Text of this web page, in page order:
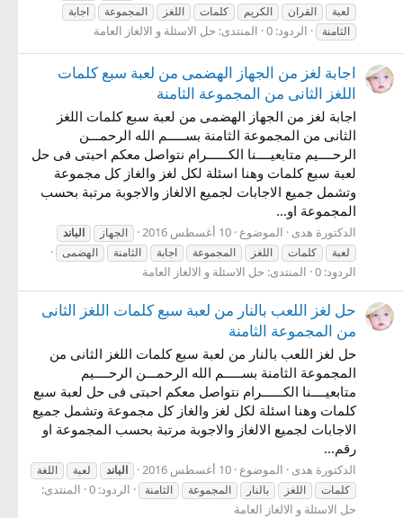
لعبة
القران الكريم كلمات اللغز المجموعة
اجابة
الثامنة
الردود: 0 المنتدى: حل الاسئلة و الالغاز العامة
اجابة لغز من الجهاز الهضمى من لعبة سبع كلمات
اللغز الثانى من المجموعة الثامنة
اجابة لغز من الجهاز الهضمى من لعبة سبع كلمات اللغز
الثانى من المجموعة الثامنة بســـــم الله الرحمـــن
الرحــــيم متابعيــــنا الكــــــرام نتواصل معكم احبتى فى حل
لعبة سبع كلمات وهنا اسئلة لكل لغز والغاز كل مجموعة
وتشمل جميع الاجابات لجميع الالغاز والاجوبة مرتبة بحسب
المجموعة او...
الدكتورة هدى الموضوع 10 أغسطس 2016 الجهاز
الباند
لعبة
كلمات اللغز المجموعة اجابة الثامنة الهضمى
الردود: 0 المنتدى: حل الاسئلة و الالغاز العامة
حل لغز اللعب بالنار من لعبة سبع كلمات اللغز الثانى
من المجموعة الثامنة
حل لغز اللعب بالنار من لعبة سبع كلمات اللغز الثانى من
المجموعة الثامنة بســـــم الله الرحمـــن الرحــــيم
متابعيــــنا الكــــــرام نتواصل معكم احبتى فى حل لعبة سبع
كلمات وهنا اسئلة لكل لغز والغاز كل مجموعة وتشمل جميع
الاجابات لجميع الالغاز والاجوبة مرتبة بحسب المجموعة او
رقم...
الدكتورة هدى الموضوع 10 أغسطس 2016 الباند لعبة
اللغة
كلمات
اللغز بالنار المجموعة الثامنة الردود: 0
المنتدى:
حل الاسئلة و الالغاز العامة